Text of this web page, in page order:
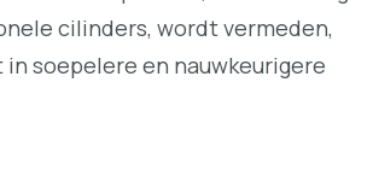
cilinders, wordt vermeden,
soepelere en nauwkeurigere